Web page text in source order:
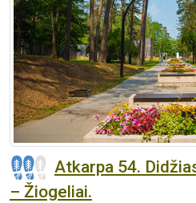
Atkarpa 54.
– Žiogeliai.